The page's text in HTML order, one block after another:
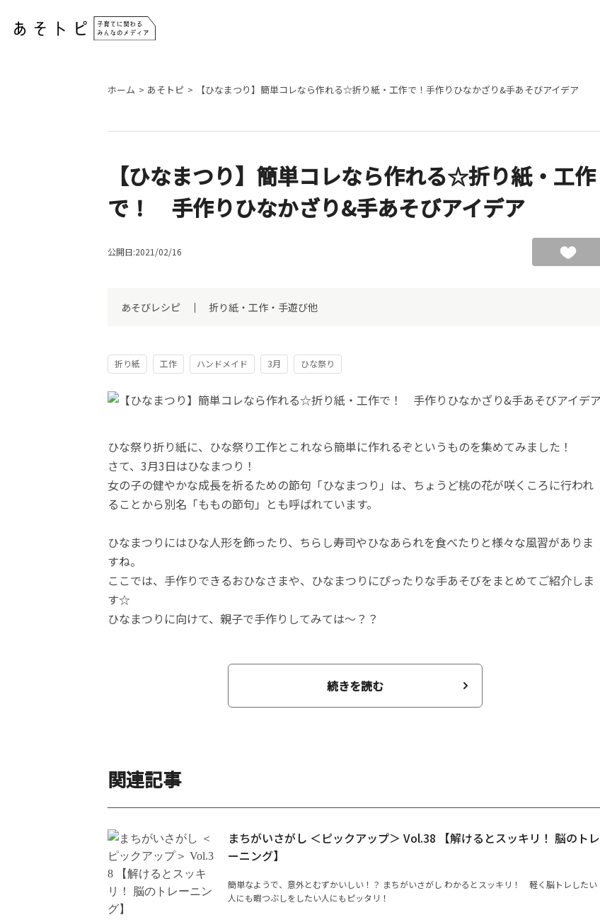
ホーム あそトピ 【ひなまつり】簡単コレなら作れる☆折り紙・工作で！手作りひなかざり&手あそびアイデア
【ひなまつり】簡単コレなら作れる☆折り紙・工作
で！ 手作りひなかざり&手あそびアイデア
公開日:2021/02/16
あそびレシピ 折り紙・工作・手遊び他
折り紙 工作 ハンドメイド 3月 ひな祭り
ひな祭り折り紙に、ひな祭り工作とこれなら簡単に作れるぞというものを集めてみました！
さて、3月3日はひなまつり！
女の子の健やかな成長を祈るための節句「ひなまつり」は、ちょうど桃の花が咲くころに行われ
ることから別名「ももの節句」とも呼ばれています。
ひなまつりにはひな人形を飾ったり、ちらし寿司やひなあられを食べたりと様々な風習がありま
すね。
ここでは、手作りできるおひなさまや、ひなまつりにぴったりな手あそびをまとめてご紹介しま
す☆
ひなまつりに向けて、親子で手作りしてみては～？？
続きを読む
関連記事
まちがいさがし ＜ピックアップ＞ Vol.38 【解けるとスッキリ！ 脳のトレ
ーニング】
簡単なようで、意外とむずかいしい！？ まちがいさがし わかるとスッキリ！ 軽く脳トレしたい
人にも暇つぶしをしたい人にもピッタリ！